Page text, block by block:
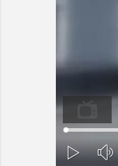
Kapa
Yükleniyor: